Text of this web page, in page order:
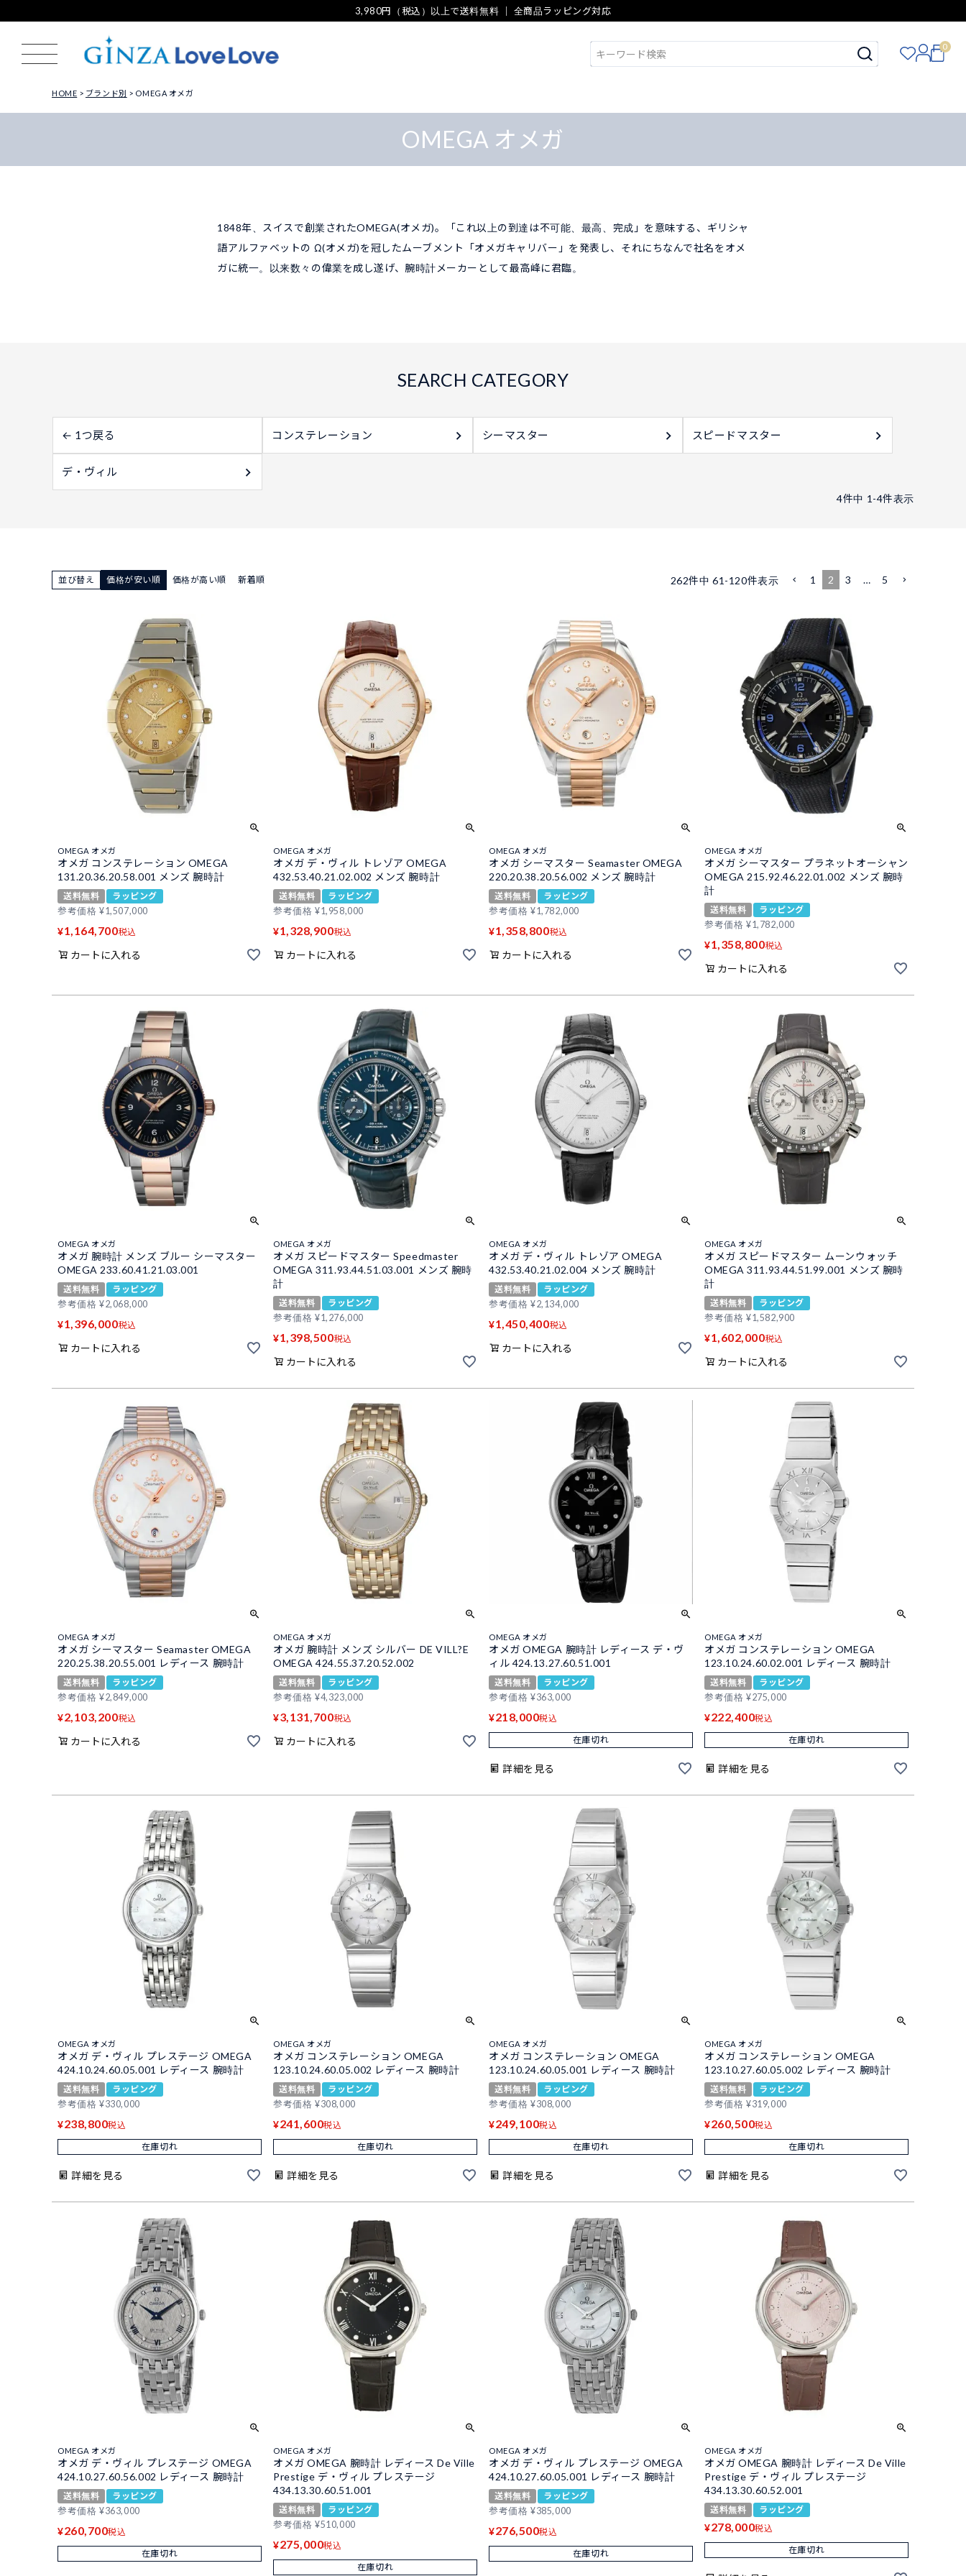
3,980円（税込）以上で送料無料 ｜ 全商品ラッピング対応
0
HOME ブランド別 OMEGA オメガ
OMEGA オメガ
1848年、スイスで創業されたOMEGA(オメガ)。「これ以上の到達は不可能、最高、完成」を意味する、ギリシャ
語アルファベットの Ω(オメガ)を冠したムーブメント「オメガキャリバー」を発表し、それにちなんで社名をオメ
ガに統一。以来数々の偉業を成し遂げ、腕時計メーカーとして最高峰に君臨。
← 1つ戻る コンステレーション シーマスター スピードマスター
デ・ヴィル
4件中 1 -4件表示
並び替え 価格が安い順 価格が高い順 新着順 262件中 61 -120件表示 1 2 3 … 5
OMEGA オメガ
オメガ コンステレーション OMEGA
131.20.36.20.58.001 メンズ 腕時計
送料無料
ラッピング
参考価格 ¥1,507,000
¥1,164,700税込
カートに入れる
OMEGA オメガ
オメガ デ・ヴィル トレゾア OMEGA
432.53.40.21.02.002 メンズ 腕時計
送料無料
ラッピング
参考価格 ¥1,958,000
¥1,328,900税込
カートに入れる
OMEGA オメガ
オメガ シーマスター Seamaster OMEGA
220.20.38.20.56.002 メンズ 腕時計
送料無料
ラッピング
参考価格 ¥1,782,000
¥1,358,800税込
カートに入れる
OMEGA オメガ
オメガ シーマスター プラネットオーシャン
OMEGA 215.92.46.22.01.002 メンズ 腕時
計
送料無料
ラッピング
参考価格 ¥1,782,000
¥1,358,800税込
カートに入れる
OMEGA オメガ
オメガ 腕時計 メンズ ブルー シーマスター
OMEGA 233.60.41.21.03.001
送料無料
ラッピング
参考価格 ¥2,068,000
¥1,396,000税込
カートに入れる
OMEGA オメガ
オメガ スピードマスター Speedmaster
OMEGA 311.93.44.51.03.001 メンズ 腕時
計
送料無料
ラッピング
参考価格 ¥1,276,000
¥1,398,500税込
カートに入れる
OMEGA オメガ
オメガ デ・ヴィル トレゾア OMEGA
432.53.40.21.02.004 メンズ 腕時計
送料無料
ラッピング
参考価格 ¥2,134,000
¥1,450,400税込
カートに入れる
OMEGA オメガ
オメガ スピードマスター ムーンウォッチ
OMEGA 311.93.44.51.99.001 メンズ 腕時
計
送料無料
ラッピング
参考価格 ¥1,582,900
¥1,602,000税込
カートに入れる
OMEGA オメガ
オメガ シーマスター Seamaster OMEGA
220.25.38.20.55.001 レディース 腕時計
送料無料
ラッピング
参考価格 ¥2,849,000
¥2,103,200税込
カートに入れる
OMEGA オメガ
オメガ 腕時計 メンズ シルバー DE VILL?E
OMEGA 424.55.37.20.52.002
送料無料
ラッピング
参考価格 ¥4,323,000
¥3,131,700税込
カートに入れる
OMEGA オメガ
オメガ OMEGA 腕時計 レディース デ・ヴ
ィル 424.13.27.60.51.001
送料無料
ラッピング
参考価格 ¥363,000
¥218,000税込
在庫切れ
詳細を見る
OMEGA オメガ
オメガ コンステレーション OMEGA
123.10.24.60.02.001 レディース 腕時計
送料無料
ラッピング
参考価格 ¥275,000
¥222,400税込
在庫切れ
詳細を見る
OMEGA オメガ
オメガ デ・ヴィル プレステージ OMEGA
424.10.24.60.05.001 レディース 腕時計
送料無料
ラッピング
参考価格 ¥330,000
¥238,800税込
在庫切れ
詳細を見る
OMEGA オメガ
オメガ コンステレーション OMEGA
123.10.24.60.05.002 レディース 腕時計
送料無料
ラッピング
参考価格 ¥308,000
¥241,600税込
在庫切れ
詳細を見る
OMEGA オメガ
オメガ コンステレーション OMEGA
123.10.24.60.05.001 レディース 腕時計
送料無料
ラッピング
参考価格 ¥308,000
¥249,100税込
在庫切れ
詳細を見る
OMEGA オメガ
オメガ コンステレーション OMEGA
123.10.27.60.05.002 レディース 腕時計
送料無料
ラッピング
参考価格 ¥319,000
¥260,500税込
在庫切れ
詳細を見る
OMEGA オメガ
オメガ デ・ヴィル プレステージ OMEGA
424.10.27.60.56.002 レディース 腕時計
送料無料
ラッピング
参考価格 ¥363,000
¥260,700税込
在庫切れ
OMEGA オメガ
オメガ OMEGA 腕時計 レディース De Ville
Prestige デ・ヴィル プレステージ
434.13.30.60.51.001
送料無料
ラッピング
参考価格 ¥510,000
¥275,000税込
在庫切れ
OMEGA オメガ
オメガ デ・ヴィル プレステージ OMEGA
424.10.27.60.05.001 レディース 腕時計
送料無料
ラッピング
参考価格 ¥385,000
¥276,500税込
在庫切れ
OMEGA オメガ
オメガ OMEGA 腕時計 レディース De Ville
Prestige デ・ヴィル プレステージ
434.13.30.60.52.001
送料無料 ラッピング
¥278,000税込
在庫切れ